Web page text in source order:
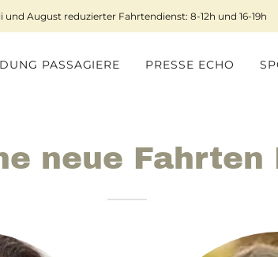
und August reduzierter Fahrtendienst: 8-12h und 16-19h
PASSAGIERE PRESSE ECHO
neue Fahrten